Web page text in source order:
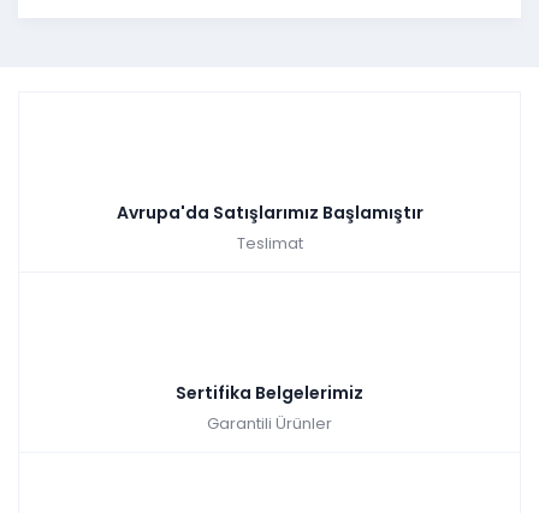
Avrupa'da Satışlarımız Başlamıştır
Teslimat
Sertifika Belgelerimiz
Garantili Ürünler